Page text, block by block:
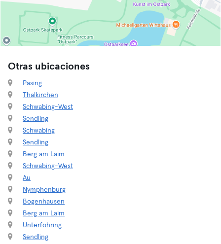
Otras ubicaciones
Pasing
Thalkirchen
Schwabing-West
Sendling
Schwabing
Sendling
Berg am Laim
Schwabing-West
Au
Nymphenburg
Bogenhausen
Berg am Laim
Unterföhring
Sendling